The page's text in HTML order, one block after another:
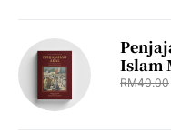
Islam
RM40.00